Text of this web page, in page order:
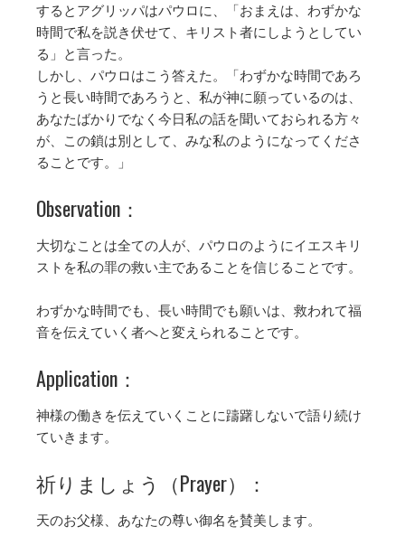
するとアグリッパはパウロに、「おまえは、わずかな
時間で私を説き伏せて、キリスト者にしようとしてい
る」と言った。
しかし、パウロはこう答えた。「わずかな時間であろ
うと長い時間であろうと、私が神に願っているのは、
あなたばかりでなく今日私の話を聞いておられる方々
が、この鎖は別として、みな私のようになってくださ
ることです。」
Observation：
大切なことは全ての人が、パウロのようにイエスキリ
ストを私の罪の救い主であることを信じることです。
わずかな時間でも、長い時間でも願いは、救われて福
音を伝えていく者へと変えられることです。
Application：
神様の働きを伝えていくことに躊躇しないで語り続け
ていきます。
祈りましょう（Prayer）：
天のお父様、あなたの尊い御名を賛美します。